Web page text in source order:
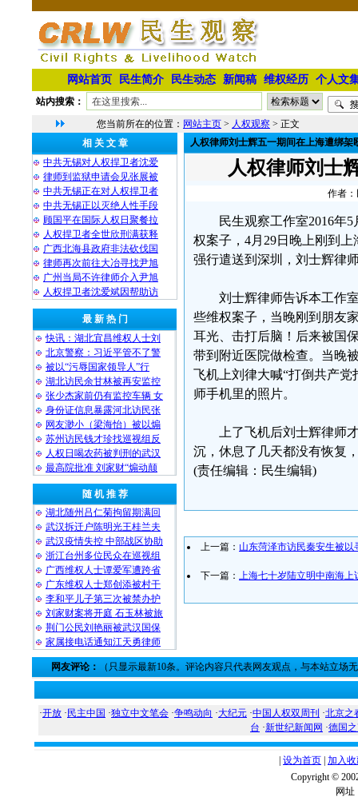
网站首页 民生简介 民生动态 新闻稿 维权经历 个人文
站内搜索：
您当前所在的位置： 网站主页 > 人权观察 > 正文
相 关 文 章
中共无锡对人权捍卫者沈爱
律师到监狱申请会见张展被
中共无锡正在对人权捍卫者
中共无锡正以灭绝人性手段
顾国平在国际人权日聚餐拉
人权捍卫者全世欣刑满获释
广西北海县政府非法砍伐国
律师再次前往大冶寻找尹旭
广州当局不许律师介入尹旭
人权捍卫者沈爱斌因帮助访
最 新 热 门
快讯：湖北宜昌维权人士刘
北京警察：习近平管不了警
被以“污辱国家领导人”行
湖北访民余甘林被再安监控
张少杰家前仍有监控车辆 女
身份证信息暴露河北访民张
网友渺小（梁海怡）被以煽
苏州访民钱才珍找巡视组反
人权日喝农药被判刑的武汉
最高院批准 刘家财“煽动颠
随 机 推 荐
湖北随州吕仁菊拘留期满回
武汉拆迁户陈明光王桂兰夫
武汉疫情失控 中部战区协助
浙江台州多位民众在巡视组
广西维权人士谭爱军遭跨省
广东维权人士郑创添被村干
李和平儿子第三次被禁办护
刘家财案将开庭 石玉林被旅
荆门公民刘艳丽被武汉国保
家属接电话通知江天勇律师
人权律师刘士辉五一期间在上海遭绑架
人权律师刘士
作者：
民生观察工作室2016年
权案子，4月29日晚上刚到
强行遣送到深圳，刘士辉律
刘士辉律师告诉本工作
些维权案子，当晚刚到朋友
耳光、击打后脑！后来被国
带到附近医院做检查。当晚
飞机上刘律大喊“打倒共产
师手机里的照片。
上了飞机后刘士辉律师
沉，休息了几天都没有恢复
(责任编辑：民生编辑)
上一篇： 山东菏泽市访民秦安生被以
下一篇： 上海七十岁陆立明中南海上
网友评论： （只显示最新10条。评论内容只代表网友观点，与本站立场
·开放 · 民主中国 ·独立中文笔会 ·争鸣动向 ·大纪元 ·中国人权双周刊 ·北京之
台 ·新世纪新闻网 ·德国
设为首页 加入
Copyright ©
网址